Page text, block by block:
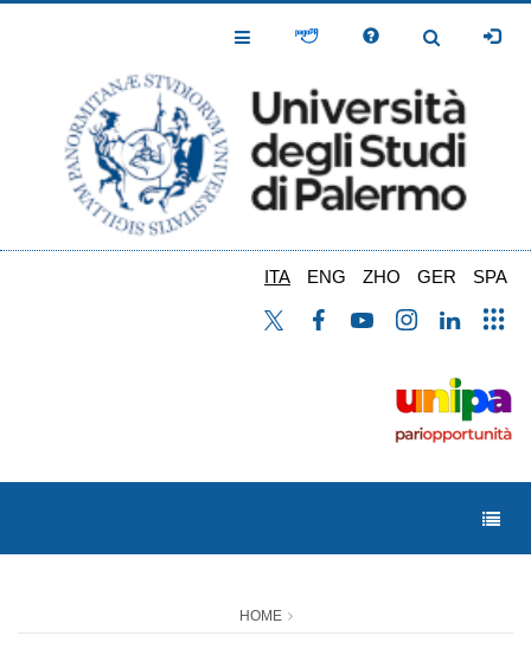
Toggle
Toggle
ITA ENG ZHO GER SPA
HOME